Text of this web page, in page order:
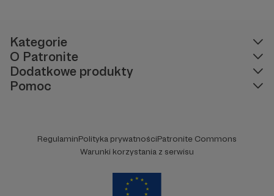
Kategorie
O Patronite
Dodatkowe produkty
Pomoc
RegulaminPolityka prywatnościPatronite Commons
Warunki korzystania z serwisu